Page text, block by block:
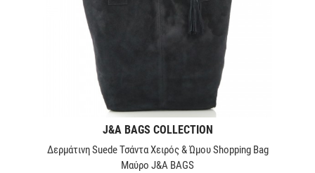
J&A BAGS COLLECTION
Δερμάτινη Suede Τσάντα Χειρός & Ώμου Shopping Bag
Μαύρο J&A BAGS